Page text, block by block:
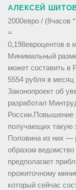
АЛЕКСЕЙ
2000евро / (8часов
=
0,198евроцентов в
Минимальный
может составить в
5554 рубля в месяц
Законопроект об
разработал
России.Повышение
получающих такую
Половина из них —
образом ведомство
предполагает
прожиточному
который сейчас